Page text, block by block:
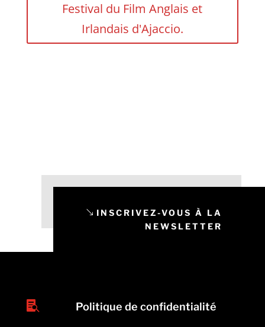
Festival du Film Anglais et
Irlandais d'Ajaccio.
INSCRIVEZ-VOUS À LA
NEWSLETTER
 Politique de confidentialité